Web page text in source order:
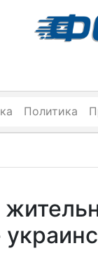
Политика